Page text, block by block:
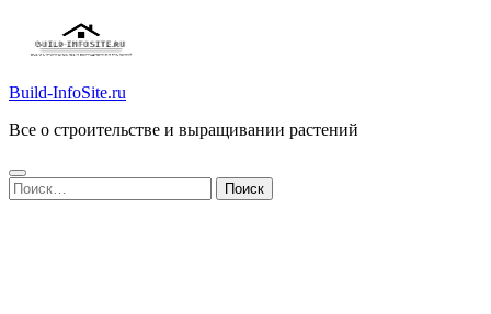
Build-InfoSite.ru
Все о строительстве и выращивании растений
Найти: